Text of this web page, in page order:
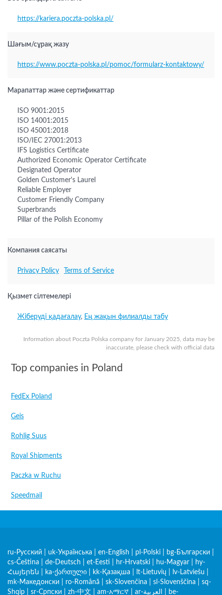
Information about Poczta Polska company for January 2025, data may be
inaccurate, please check with official data
https://kariera.poczta-polska.pl/
Шағым/сұрақ жазу
https://www.poczta-polska.pl/pomoc/formularz-kontaktowy/
Марапаттар және сертификаттар
ISO 9001:2015
ISO 14001:2015
ISO 45001:2018
ISO/IEC 27001:2013
IFS Logistics Certificate
Authorized Economic Operator Certificate
Designated Operator
Golden Customer's Laurel
Reliable Employer
Customer Friendly Company
Superbrands
Pillar of the Polish Economy
Компания саясаты
Privacy Policy Terms of Service
Қызмет сілтемелері
Жіберуді қадағалау, Ең жақын филиалды табу
Top companies in Poland
FedEx Poland
Geis
Rohlig Suus
Royal Shipments
Paczka w Ruchu
Speedmail
ru-Русский uk-Українська en-English pl-Polski bg-Български
cs-Čeština
de-Deutsch et-Eesti hr-Hrvatski hu-Magyar
hy-
Հայերեն
ka-ქართული kk-Қазақша lt-Lietuvių lv-Latviešu
mk-Македонски
ro-Română sk-Slovenčina sl-Slovenščina
sq-
Shqip
sr-Српски zh-中文 am-አማርኛ ar-العربية be-